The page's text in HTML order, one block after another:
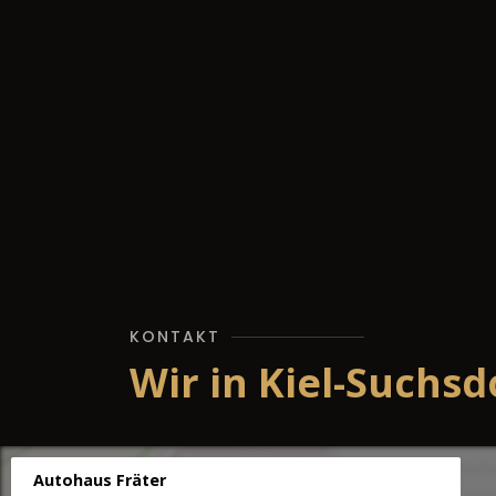
KONTAKT
Wir in Kiel-
Autohaus Fräter